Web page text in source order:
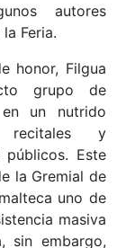
autores
Feria.
honor, Filgua
grupo de
un nutrido
recitales y
públicos. Este
la Gremial de
uno de
masiva
sin embargo,